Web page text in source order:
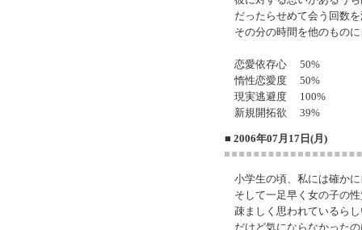
だったらせめて会う回数
その分の時間を他のもの
恋愛依存心 50%
惰性恋愛度 50%
現実逃避度 100%
新規開拓欲 39%
■ 2006年07月17日(月)
小学生の頃、私には確か
そして一足早く女の子の
疎ましく思われているら
だけど気にならなかった